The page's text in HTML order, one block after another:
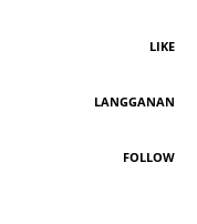
LIKE
LANGGANAN
FOLLOW